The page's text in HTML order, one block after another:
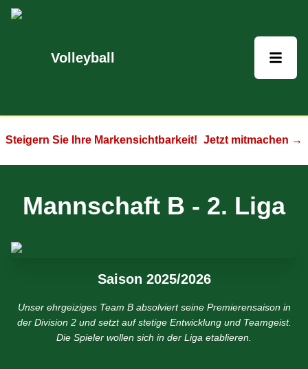
Volleyball
Steigern Sie Ihre Markensichtbarkeit! Jetzt mitmachen →
Mannschaft B - 2. Liga
Saison 2025/2026
Unser ehrgeiziges Team B absolviert seine Premierensaison in
der Division 2 und setzt auf stetige Entwicklung und Teamgeist.
Die Spieler wollen sich in der Liga etablieren.